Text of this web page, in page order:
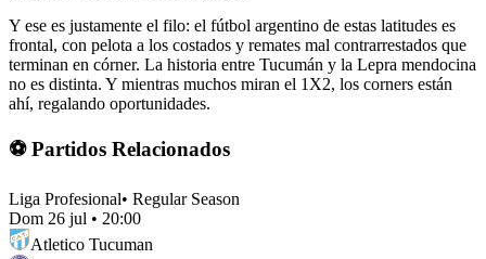
Y ese es justamente el filo: el fútbol argentino de estas latitudes es
frontal, con pelota a los costados y remates mal contrarrestados que
terminan en córner. La historia entre Tucumán y la Lepra mendocina
no es distinta. Y mientras muchos miran el 1X2, los corners están
ahí, regalando oportunidades.
⚽ Partidos Relacionados
Liga Profesional• Regular Season
Dom 26 jul • 20:00
Atletico Tucuman